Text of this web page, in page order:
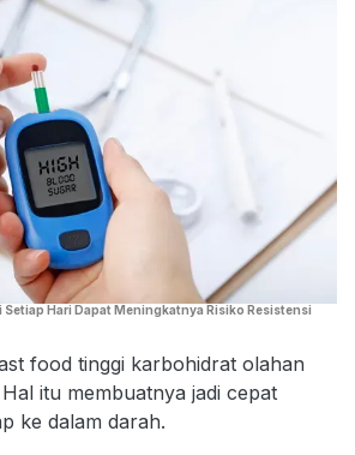
Setiap Hari Dapat Meningkatnya Risiko Resistensi
food tinggi karbohidrat olahan
itu membuatnya jadi cepat
ke dalam darah.